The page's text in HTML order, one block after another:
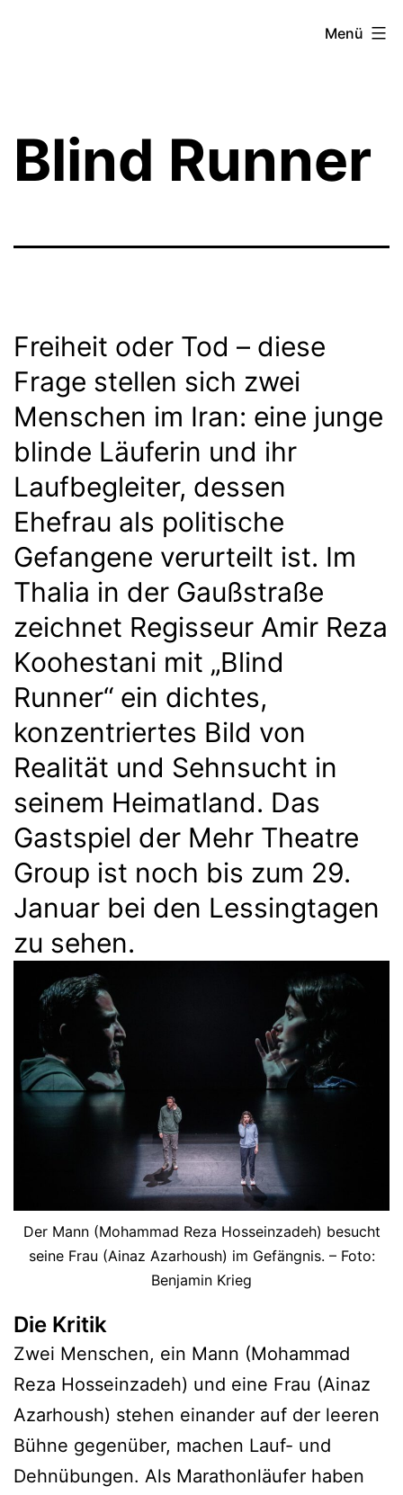
Menü
Blind Runner
Freiheit oder Tod – diese
Frage stellen sich zwei
Menschen im Iran: eine junge
blinde Läuferin und ihr
Laufbegleiter, dessen
Ehefrau als politische
Gefangene verurteilt ist. Im
Thalia in der Gaußstraße
zeichnet Regisseur Amir Reza
Koohestani mit „Blind
Runner“ ein dichtes,
konzentriertes Bild von
Realität und Sehnsucht in
seinem Heimatland. Das
Gastspiel der Mehr Theatre
Group ist noch bis zum 29.
Januar bei den Lessingtagen
zu sehen.
Der Mann (Mohammad Reza Hosseinzadeh) besucht
seine Frau (Ainaz Azarhoush) im Gefängnis. – Foto:
Benjamin Krieg
Die Kritik
Zwei Menschen, ein Mann (Mohammad
Reza Hosseinzadeh) und eine Frau (Ainaz
Azarhoush) stehen einander auf der leeren
Bühne gegenüber, machen Lauf- und
Dehnübungen. Als Marathonläufer haben